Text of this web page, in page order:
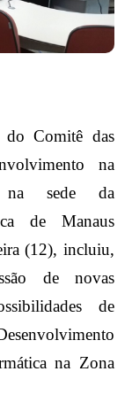
do Comitê das
na
na sede da
de Manaus
(12), incluiu,
de novas
de
na Zona